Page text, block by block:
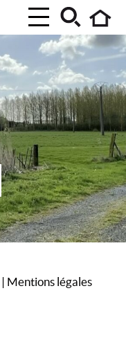
Mentions légales